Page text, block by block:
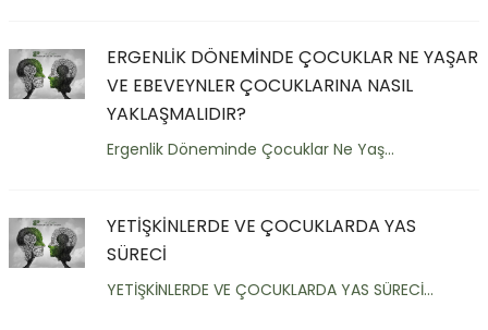
ERGENLİK DÖNEMİNDE ÇOCUKLAR NE YAŞAR
VE EBEVEYNLER ÇOCUKLARINA NASIL
YAKLAŞMALIDIR?
Ergenlik Döneminde Çocuklar Ne Yaş...
YETİŞKİNLERDE VE ÇOCUKLARDA YAS
SÜRECİ
YETİŞKİNLERDE VE ÇOCUKLARDA YAS SÜRECİ...